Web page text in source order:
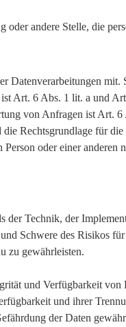
andere Stelle, die
Art. 6 Abs. 1 lit. a und
von Anfragen ist Art.
Rechtsgrundlage für
oder einer anderen
Technik, der
Schwere des Risikos
zu gewährleisten.
und Verfügbarkeit
und ihrer
der Daten